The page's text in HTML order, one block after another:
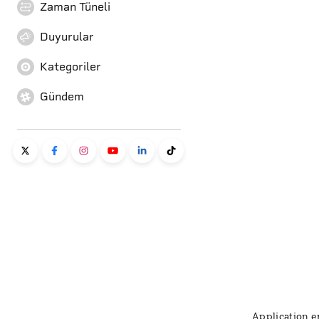
Zaman Tüneli
Duyurular
Kategoriler
Gündem
Application